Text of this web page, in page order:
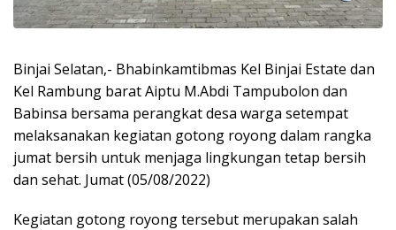
Binjai Selatan,- Bhabinkamtibmas Kel Binjai Estate dan
Kel Rambung barat Aiptu M.Abdi Tampubolon dan
Babinsa bersama perangkat desa warga setempat
melaksanakan kegiatan gotong royong dalam rangka
jumat bersih untuk menjaga lingkungan tetap bersih
dan sehat. Jumat (05/08/2022)
Kegiatan gotong royong tersebut merupakan salah